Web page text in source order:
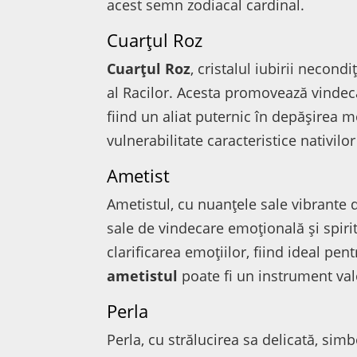
acest semn zodiacal cardinal.
Cuarțul Roz
Cuarțul Roz, cristalul iubirii
al Racilor. Acesta promovează
fiind un aliat puternic în depășirea
vulnerabilitate caracteristice
Ametist
Ametistul, cu nuanțele sale
sale de vindecare emoțională și
clarificarea emoțiilor, fiind ideal
ametistul poate fi un instrument
Perla
Perla, cu strălucirea sa delicată,